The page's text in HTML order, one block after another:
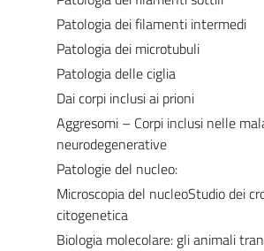
Patologia dei filamenti intermedi
Patologia dei microtubuli
Patologia delle ciglia
Dai corpi inclusi ai prioni
Aggresomi – Corpi inclusi nelle
neurodegenerative
Patologie del nucleo:
Microscopia del nucleoStudio dei
citogenetica
Biologia molecolare: gli animali